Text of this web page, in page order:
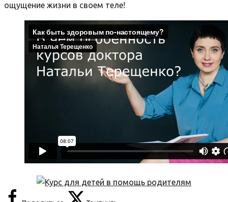
ощущение жизни в своем теле!